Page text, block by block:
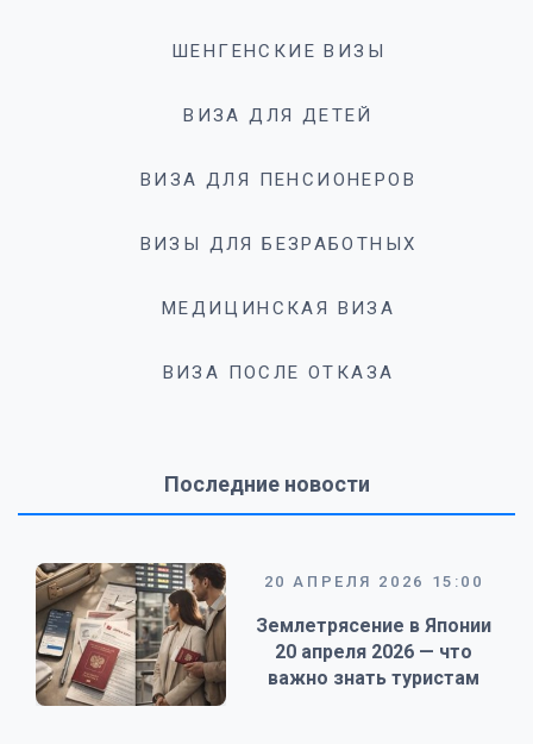
ШЕНГЕНСКИЕ ВИЗЫ
ВИЗА ДЛЯ ДЕТЕЙ
ВИЗА ДЛЯ ПЕНСИОНЕРОВ
ВИЗЫ ДЛЯ БЕЗРАБОТНЫХ
МЕДИЦИНСКАЯ ВИЗА
ВИЗА ПОСЛЕ ОТКАЗА
Последние новости
20 АПРЕЛЯ 2026 15:00
Землетрясение в Японии
20 апреля 2026 — что
важно знать туристам